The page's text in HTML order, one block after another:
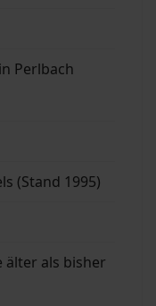
Perlbach
(Stand 1995)
älter als bisher